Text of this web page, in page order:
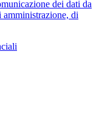
dei dati da
di